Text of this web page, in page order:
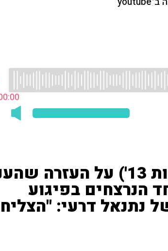
אריאלה שטרנבך ('חדשות 13') על העזרה
הנרצחים בפיגוע
נתנאל דרעי: "הצליח